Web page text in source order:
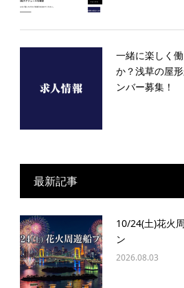
一緒に楽しく
か？浅草の屋
ンバー募集！
最新記事
10/24(土)花火
ン
2026.08.03